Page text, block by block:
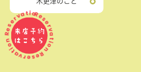
Reservation Reservation
来店予約
はこちら